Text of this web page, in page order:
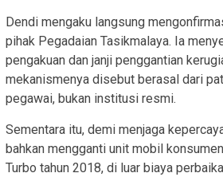
Dendi mengaku langsung
pihak Pegadaian Tasikmalaya. Ia
pengakuan dan janji penggantian
mekanismenya disebut berasal dari
pegawai, bukan institusi resmi.
Sementara itu, demi menjaga
bahkan mengganti unit mobil
Turbo tahun 2018, di luar biaya